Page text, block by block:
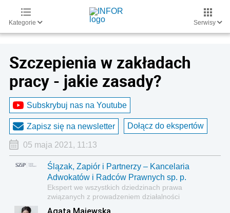
Kategorie Serwisy
Szczepienia w zakładach
pracy - jakie zasady?
Subskrybuj nas na Youtube
Zapisz się na newsletter Dołącz do ekspertów
05 maja 2021, 11:13
Ślązak, Zapiór i Partnerzy – Kancelaria
Adwokatów i Radców Prawnych sp. p.
Ekspert we wszystkich dziedzinach prawa
związanych z prowadzeniem działalności
Agata Majewska